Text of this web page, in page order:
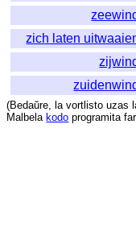
zich laten
(Bedaŭre, la vortlisto uzas
Malbela kodo programita far